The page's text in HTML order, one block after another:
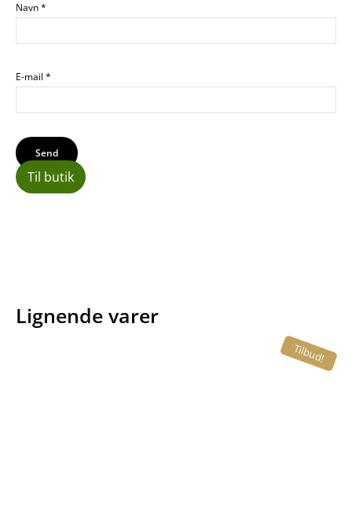
Navn*
E-mail *
Til butik
Lignende varer
Tilbud!